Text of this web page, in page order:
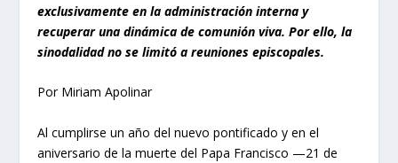
exclusivamente en la administración interna y
recuperar una dinámica de comunión viva. Por ello, la
sinodalidad no se limitó a reuniones episcopales.
Por Miriam Apolinar
Al cumplirse un año del nuevo pontificado y en el
aniversario de la muerte del Papa Francisco —21 de